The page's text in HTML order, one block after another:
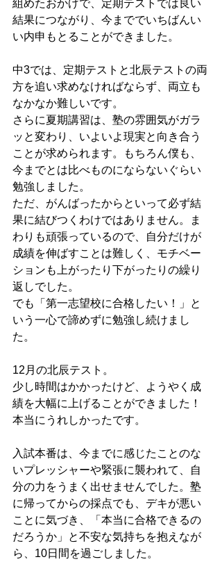
組めたおかげで、定期テストでは良い
結果につながり、今まででいちばんい
い内申もとることができました。
中3では、定期テストと北辰テストの両
方を追い求めなければならず、両立も
なかなか難しいです。
さらに夏期講習は、塾の雰囲気がガラ
ッと変わり、いよいよ現実と向き合う
ことが求められます。もちろん僕も、
今までとは比べものにならないぐらい
勉強しました。
ただ、がんばったからといって必ず結
果に結びつくわけではありません。ま
わりも頑張っているので、自分だけが
成績を伸ばすことは難しく、モチベー
ションも上がったり下がったりの繰り
返しでした。
でも「第一志望校に合格したい！」と
いう一心で諦めずに勉強し続けまし
た。
12月の北辰テスト。
少し時間はかかったけど、ようやく成
績を大幅に上げることができました！
本当にうれしかったです。
入試本番は、今までに感じたことのな
いプレッシャーや緊張に襲われて、自
分の力をうまく出せませんでした。塾
に帰ってからの採点でも、デキが悪い
ことに気づき、「本当に合格できるの
だろうか」と不安な気持ちを抱えなが
ら、10日間を過ごしました。